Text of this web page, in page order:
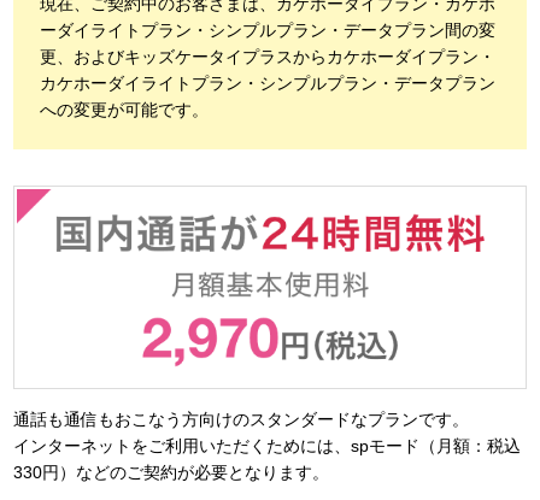
ーダイライトプラン・シンプルプラン・データプラン間の変
更、およびキッズケータイプラスからカケホーダイプラン・
カケホーダイライトプラン・シンプルプラン・データプラン
への変更が可能です。
通話も通信もおこなう方向けのスタンダードなプランです。
インターネットをご利用いただくためには、spモード（月額：税込
330円）などのご契約が必要となります。